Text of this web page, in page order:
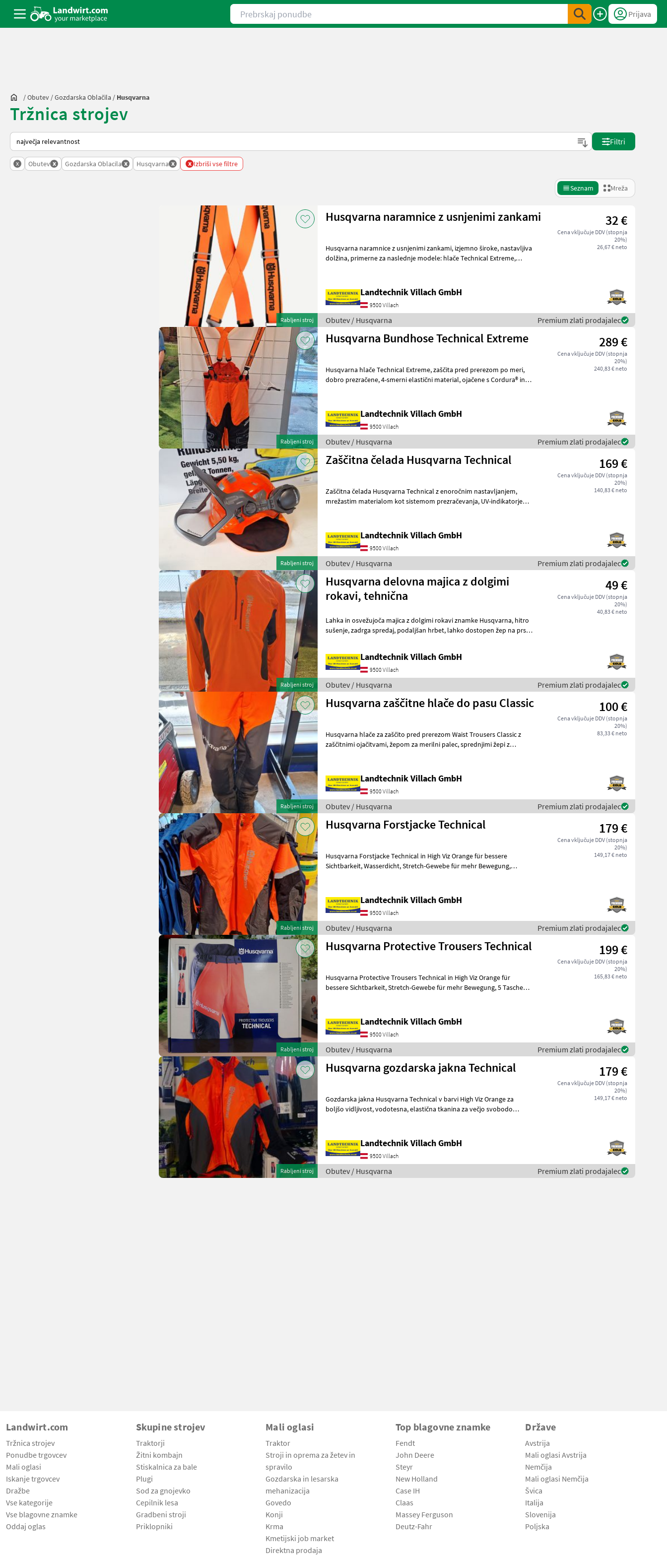
Prebrskaj ponudbe
Prijava
/Obutev /Gozdarska Oblačila / Husqvarna
Tržnica strojev
Tako je razvrščeno na Landwirt.com
Filtri
x Obutev x Gozdarska Oblacila x Husqvarna x x Izbriši vse filtre
Seznam Mreža
Rabljeni stroj
Husqvarna naramnice z usnjenimi zankami 32 €
Cena vključuje DDV (stopnja
20%)
26,67 € neto
Husqvarna naramnice z usnjenimi zankami, izjemno široke, nastavljiva
dolžina, primerne za naslednje modele: hlače Technical Extreme,
Landtechnik Villach GmbH
9500 Villach
Obutev / Husqvarna Premium zlati prodajalec
Rabljeni stroj
Husqvarna Bundhose Technical Extreme 289 €
Cena vključuje DDV (stopnja
20%)
240,83 € neto
Husqvarna hlače Technical Extreme, zaščita pred prerezom po meri,
dobro prezračene, 4-smerni elastični material, ojačene s Cordura® in
Landtechnik Villach GmbH
9500 Villach
Obutev / Husqvarna Premium zlati prodajalec
Rabljeni stroj
Zaščitna čelada Husqvarna Technical 169 €
Cena vključuje DDV (stopnja
20%)
140,83 € neto
Zaščitna čelada Husqvarna Technical z enoročnim nastavljanjem,
mrežastim materialom kot sistemom prezračevanja, UV-indikatorjem,
Landtechnik Villach GmbH
9500 Villach
Obutev / Husqvarna Premium zlati prodajalec
Rabljeni stroj
Husqvarna delovna majica z dolgimi
rokavi, tehnična
49 €
Cena vključuje DDV (stopnja
20%)
40,83 € neto
Lahka in osvežujoča majica z dolgimi rokavi znamke Husqvarna, hitro
sušenje, zadrga spredaj, podaljšan hrbet, lahko dostopen žep na prsih
Landtechnik Villach GmbH
9500 Villach
Obutev / Husqvarna Premium zlati prodajalec
Rabljeni stroj
Husqvarna zaščitne hlače do pasu Classic 100 €
Cena vključuje DDV (stopnja
20%)
83,33 € neto
Husqvarna hlače za zaščito pred prerezom Waist Trousers Classic z
zaščitnimi ojačitvami, žepom za merilni palec, sprednjimi žepi z
Landtechnik Villach GmbH
9500 Villach
Obutev / Husqvarna Premium zlati prodajalec
Rabljeni stroj
Husqvarna Forstjacke Technical 179 €
Cena vključuje DDV (stopnja
20%)
149,17 € neto
Husqvarna Forstjacke Technical in High Viz Orange für bessere
Sichtbarkeit, Wasserdicht, Stretch-Gewebe für mehr Bewegung,
Landtechnik Villach GmbH
9500 Villach
Obutev / Husqvarna Premium zlati prodajalec
Rabljeni stroj
Husqvarna Protective Trousers Technical 199 €
Cena vključuje DDV (stopnja
20%)
165,83 € neto
Husqvarna Protective Trousers Technical in High Viz Orange für
bessere Sichtbarkeit, Stretch-Gewebe für mehr Bewegung, 5 Taschen
Landtechnik Villach GmbH
9500 Villach
Obutev / Husqvarna Premium zlati prodajalec
Rabljeni stroj
Husqvarna gozdarska jakna Technical 179 €
Cena vključuje DDV (stopnja
20%)
149,17 € neto
Gozdarska jakna Husqvarna Technical v barvi High Viz Orange za
boljšo vidljivost, vodotesna, elastična tkanina za večjo svobodo
Landtechnik Villach GmbH
9500 Villach
Obutev / Husqvarna Premium zlati prodajalec
Landwirt.com
Tržnica strojev
Ponudbe trgovcev
Mali oglasi
Iskanje trgovcev
Dražbe
Vse kategorije
Vse blagovne znamke
Oddaj oglas
Skupine strojev
Traktorji
Žitni kombajn
Stiskalnica za bale
Plugi
Sod za gnojevko
Cepilnik lesa
Gradbeni stroji
Priklopniki
Mali oglasi
Traktor
Stroji in oprema za žetev in
spravilo
Gozdarska in lesarska
mehanizacija
Govedo
Konji
Krma
Kmetijski job market
Direktna prodaja
Top blagovne znamke
Fendt
John Deere
Steyr
New Holland
Case IH
Claas
Massey Ferguson
Deutz-Fahr
Države
Avstrija
Mali oglasi Avstrija
Nemčija
Mali oglasi Nemčija
Švica
Italija
Slovenija
Poljska